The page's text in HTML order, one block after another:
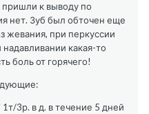
пришли к выводу по
нет. Зуб был обточен еще
жевания, при перкуссии
какая-то
боль от горячего!
3р. в д. в течение 5 дней